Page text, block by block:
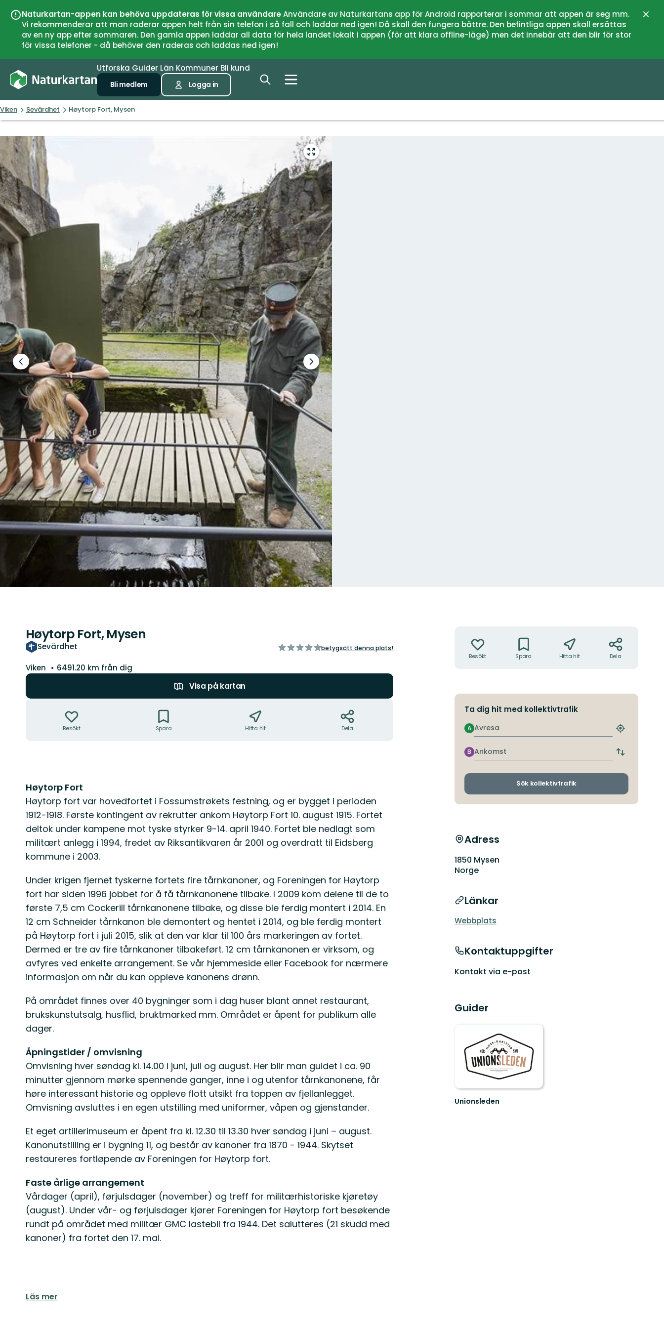
Naturkartan-appen kan behöva uppdateras för vissa användareAnvändare av Naturkartans app för Android rapporterar i sommar att appen är seg mm.
Vi rekommenderar att man raderar appen helt från sin telefon i så fall och laddar ned igen! Då skall den fungera bättre. Den befintliga appen skall ersättas
av en ny app efter sommaren. Den gamla appen laddar all data för hela landet lokalt i appen (för att klara offline-läge) men det innebär att den blir för stor
för vissa telefoner - då behöver den raderas och laddas ned igen!
Utforska Guider Län Kommuner Bli kund
Bli medlem Logga in
Viken Sevärdhet Høytorp Fort, Mysen
Gå
till
helskärmsläge
Föregående
bild
Nästa
bildspel
Høytorp Fort, Mysen
Sevärdhet
av
betygsätt denna plats!
Län:
Viken
6491.20 km från dig
Visa på kartan
Besökt Spara Hitta hit Dela
Beskrivning
Høytorp Fort
Høytorp fort var hovedfortet i Fossumstrøkets festning, og er bygget i perioden
1912-1918. Første kontingent av rekrutter ankom Høytorp Fort 10. august 1915. Fortet
deltok under kampene mot tyske styrker 9-14. april 1940. Fortet ble nedlagt som
militært anlegg i 1994, fredet av Riksantikvaren år 2001 og overdratt til Eidsberg
kommune i 2003.
Under krigen fjernet tyskerne fortets fire tårnkanoner, og Foreningen for Høytorp
fort har siden 1996 jobbet for å få tårnkanonene tilbake. I 2009 kom delene til de to
første 7,5 cm Cockerill tårnkanonene tilbake, og disse ble ferdig montert i 2014. En
12 cm Schneider tårnkanon ble demontert og hentet i 2014, og ble ferdig montert
på Høytorp fort i juli 2015, slik at den var klar til 100 års markeringen av fortet.
Dermed er tre av fire tårnkanoner tilbakeført. 12 cm tårnkanonen er virksom, og
avfyres ved enkelte arrangement. Se vår hjemmeside eller Facebook for nærmere
informasjon om når du kan oppleve kanonens drønn.
På området finnes over 40 bygninger som i dag huser blant annet restaurant,
brukskunstutsalg, husflid, bruktmarked mm. Området er åpent for publikum alle
dager.
Åpningstider / omvisning
Omvisning hver søndag kl. 14.00 i juni, juli og august. Her blir man guidet i ca. 90
minutter gjennom mørke spennende ganger, inne i og utenfor tårnkanonene, får
høre interessant historie og oppleve flott utsikt fra toppen av fjellanlegget.
Omvisning avsluttes i en egen utstilling med uniformer, våpen og gjenstander.
Et eget artillerimuseum er åpent fra kl. 12.30 til 13.30 hver søndag i juni – august.
Kanonutstilling er i bygning 11, og består av kanoner fra 1870 - 1944. Skytset
restaureres fortløpende av Foreningen for Høytorp fort.
Faste årlige arrangement
Vårdager (april), førjulsdager (november) og treff for militærhistoriske kjøretøy
(august). Under vår- og førjulsdager kjører Foreningen for Høytorp fort besøkende
rundt på området med militær GMC lastebil fra 1944. Det salutteres (21 skudd med
kanoner) fra fortet den 17. mai.
Läs mer
Besökt Spara Hitta hit Dela
Ta dig hit med kollektivtrafik
Avresa
A
Hitta
hållplats
Ankomst
B
Byt
och
Sök kollektivtrafik
Adress
1850 Mysen
Norge
Länkar
Webbplats
Kontaktuppgifter
Kontakt via e-post
Guider
Unionsleden